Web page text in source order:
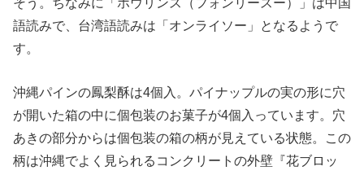
そう。ちなみに「ホウリンス（フォンリースー）」は中国
語読みで、台湾語読みは「オンライソー」となるようで
す。
沖縄パインの鳳梨酥は4個入。パイナップルの実の形に穴
が開いた箱の中に個包装のお菓子が4個入っています。穴
あきの部分からは個包装の箱の柄が見えている状態。この
柄は沖縄でよく見られるコンクリートの外壁『花ブロッ